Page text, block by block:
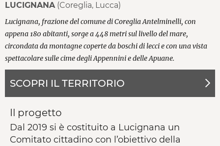
LUCIGNANA (Coreglia, Lucca)
Lucignana, frazione del comune di Coreglia Antelminelli, con
appena 180 abitanti, sorge a 448 metri sul livello del mare,
circondata da montagne coperte da boschi di lecci e con una vista
spettacolare sulle cime degli Appennini e delle Apuane.
SCOPRI IL TERRITORIO
Il progetto
Dal 2019 si è costituito a Lucignana un
Comitato cittadino con l’obiettivo della